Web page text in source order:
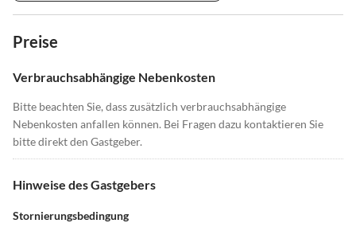
Preise
Verbrauchsabhängige Nebenkosten
Bitte beachten Sie, dass zusätzlich verbrauchsabhängige
Nebenkosten anfallen können. Bei Fragen dazu kontaktieren Sie
bitte direkt den Gastgeber.
Hinweise des Gastgebers
Stornierungsbedingung